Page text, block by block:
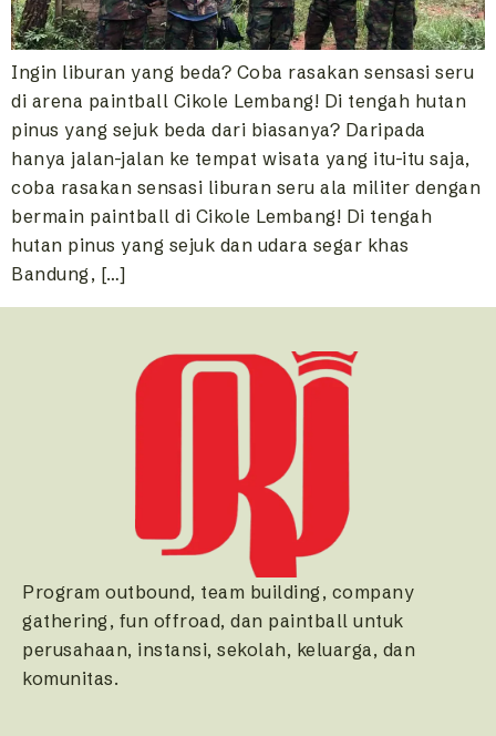
Ingin liburan yang beda? Coba rasakan sensasi seru
di arena paintball Cikole Lembang! Di tengah hutan
pinus yang sejuk beda dari biasanya? Daripada
hanya jalan-jalan ke tempat wisata yang itu-itu saja,
coba rasakan sensasi liburan seru ala militer dengan
bermain paintball di Cikole Lembang! Di tengah
hutan pinus yang sejuk dan udara segar khas
Bandung, […]
Program outbound, team building, company
gathering, fun offroad, dan paintball untuk
perusahaan, instansi, sekolah, keluarga, dan
komunitas.